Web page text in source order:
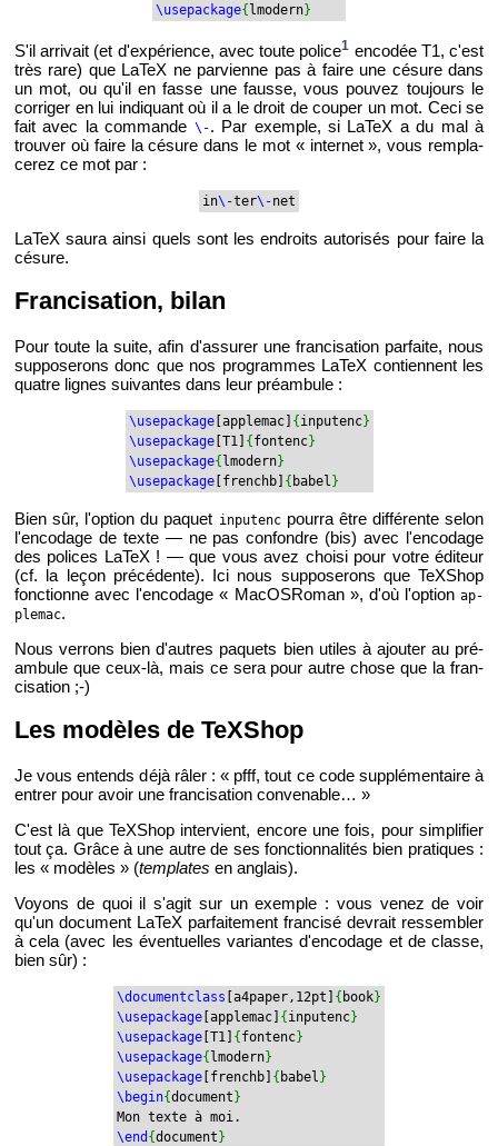
\use­pa­ckage{ lmo­dern}
S'il ar­ri­vait (et d'ex­pé­rience, avec toute po­lice1 en­co­dée T1, c'est
très rare) que LaTeX ne par­vienne pas à faire une cé­sure dans
un mot, ou qu'il en fasse une fausse, vous pou­vez tou­jours le
cor­ri­ger en lui in­di­quant où il a le droit de cou­per un mot. Ceci se
fait avec la com­mande \-. Par exemple, si LaTeX a du mal à
trou­ver où faire la cé­sure dans le mot « in­ter­net », vous rem­pla­
ce­rez ce mot par :
in\-ter\-net
LaTeX saura ainsi quels sont les en­droits au­to­ri­sés pour faire la
cé­sure.
Fran­ci­sa­tion, bilan
Pour toute la suite, afin d'as­su­rer une fran­ci­sa­tion par­faite, nous
sup­po­se­rons donc que nos pro­grammes LaTeX contiennent les
quatre lignes sui­vantes dans leur pré­am­bule :
\use­pa­ckage[ap­ple­mac] { in­pu­tenc}
\use­pa­ckage[T1] { fon­tenc}
\use­pa­ckage{ lmo­dern}
\use­pa­ckage[frenchb] { babel }
Bien sûr, l'op­tion du pa­quet in­pu­tencpourra être dif­fé­rente selon
l'en­co­dage de texte — ne pas confondre (bis) avec l'en­co­dage
des po­lices LaTeX ! — que vous avez choisi pour votre édi­teur
(cf. la leçon pré­cé­dente). Ici nous sup­po­se­rons que TeX­Shop
fonc­tionne avec l'en­co­dage « Ma­cOS­Ro­man », d'où l'op­tion ap­
ple­mac.
Nous ver­rons bien d'autres pa­quets bien utiles à ajou­ter au pré­
am­bule que ceux-là, mais ce sera pour autre chose que la fran­
ci­sa­tion ;-)
Les mo­dèles de TeX­Shop
Je vous en­tends déjà râler : « pfff, tout ce code sup­plé­men­taire à
en­trer pour avoir une fran­ci­sa­tion conve­nable… »
C'est là que TeX­Shop in­ter­vient, en­core une fois, pour sim­pli­fier
tout ça. Grâce à une autre de ses fonc­tion­na­li­tés bien pra­tiques :
les « mo­dèles » (tem­plates en an­glais).
Voyons de quoi il s'agit sur un exemple : vous venez de voir
qu'un do­cu­ment LaTeX par­fai­te­ment fran­cisé de­vrait res­sem­bler
à cela (avec les éven­tuelles va­riantes d'en­co­dage et de classe,
bien sûr) :
\do­cu­ment­class [a4­pa­per,12pt] { book}
\use­pa­ckage [ap­ple­mac] {in­pu­tenc}
\use­pa­ckage [T1] {fon­tenc}
\use­pa­ckage{lmo­dern}
\use­pa­ckage [frenchb] { babel}
\begin{do­cu­ment}
Mon texte à moi.
\end {do­cu­ment}